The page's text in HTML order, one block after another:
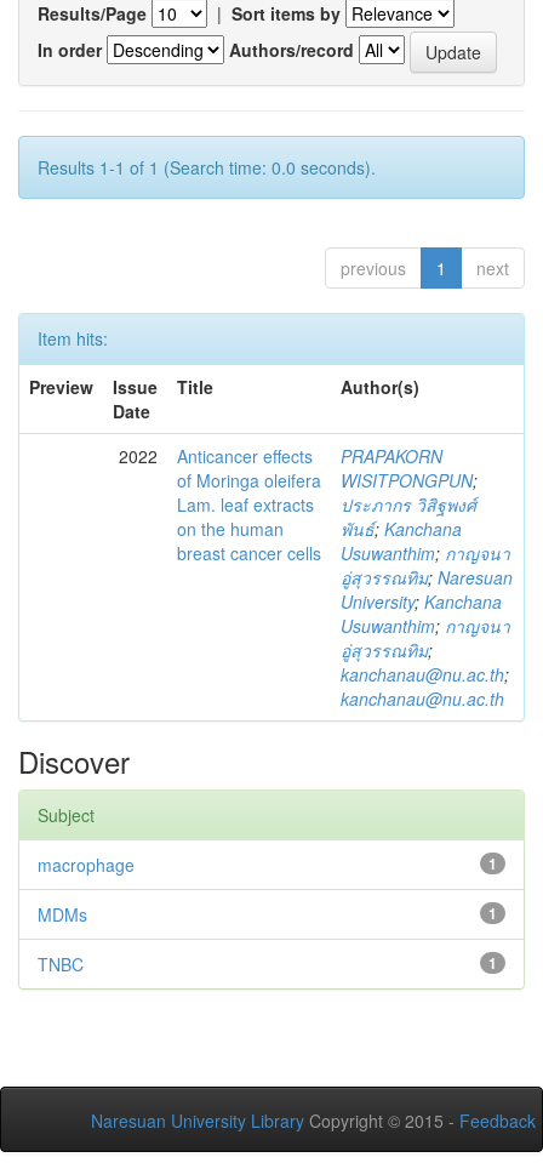
Results/Page | Sort items by
In order
Authors/record
Results 1-1 of 1 (Search time: 0.0 seconds).
previous 1 next
Item hits:
Preview
Issue
Date
Title Author(s)
2022
Anticancer effects
of Moringa oleifera
Lam. leaf extracts
on the human
breast cancer cells
PRAPAKORN
WISITPONGPUN;
ประภากร วิสิฐพงศ์
พันธ์; Kanchana
Usuwanthim; กาญจนา
อู่สุวรรณทิม; Naresuan
University; Kanchana
Usuwanthim; กาญจนา
อู่สุวรรณทิม;
kanchanau@nu.ac.th;
kanchanau@nu.ac.th
Discover
Subject
1
macrophage
1
MDMs
1
TNBC
Naresuan University Library Copyright © 2015 - Feedback